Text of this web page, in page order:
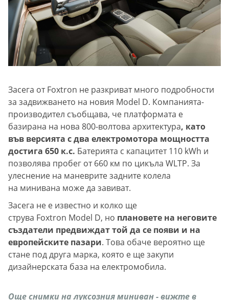
Засега от Foxtron не разкриват много подробности
за задвижването на новия Model D. Компанията-
производител съобщава, че платформата е
базирана на нова 800-волтова архитектура, като
във версията с два електромотора мощността
достига 650 к.с. Батерията с капацитет 110 kWh и
позволява пробег от 660 км по цикъла WLTP. За
улеснение на маневрите задните колела
на минивана може да завиват.
Засега не е известно и колко ще
струва Foxtron Model D, но плановете на неговите
създатели предвиждат той да се появи и на
европейските пазари. Това обаче вероятно ще
стане под друга марка, която е ще закупи
дизайнерската база на електромобила.
Още снимки на луксозния миниван - вижте в